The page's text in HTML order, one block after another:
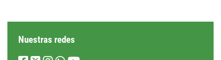
Nuestras redes